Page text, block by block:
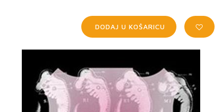
DODAJ U KOŠARICU